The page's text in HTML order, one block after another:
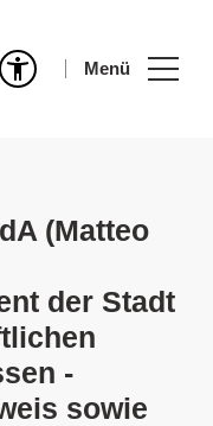
Menü
(Matteo
der Stadt
-
sowie